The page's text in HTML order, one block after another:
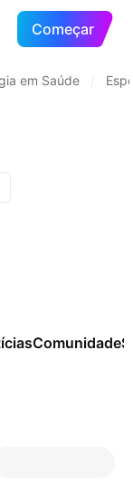
Começar
em Saúde
Comunidade